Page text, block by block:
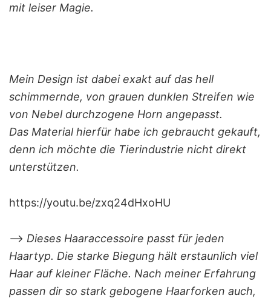
mit leiser Magie.
Mein Design ist dabei exakt auf das hell
schimmernde, von grauen dunklen Streifen wie
von Nebel durchzogene Horn angepasst.
Das Material hierfür habe ich gebraucht gekauft,
denn ich möchte die Tierindustrie nicht direkt
unterstützen.
https://youtu.be/zxq24dHxoHU
–> Dieses Haaraccessoire passt für jeden
Haartyp. Die starke Biegung hält erstaunlich viel
Haar auf kleiner Fläche. Nach meiner Erfahrung
passen dir so stark gebogene Haarforken auch,